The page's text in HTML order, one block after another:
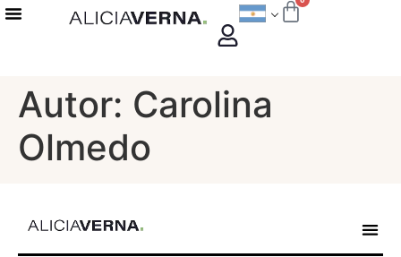
Autor: Carolina
Olmedo